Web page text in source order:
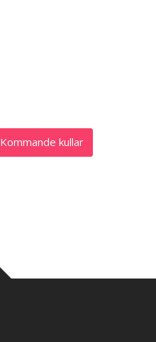
Kommande kullar